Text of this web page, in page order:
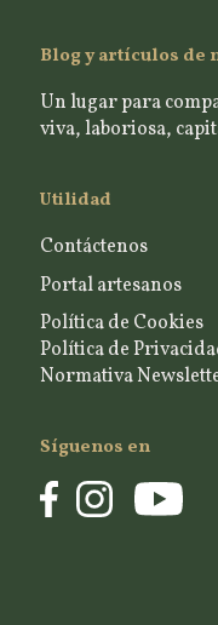
Blog y artículos de
Un lugar para
viva, laboriosa,
Utilidad
Contáctenos
Portal artesanos
Política de Cookies
Política de
Normativa
Síguenos en